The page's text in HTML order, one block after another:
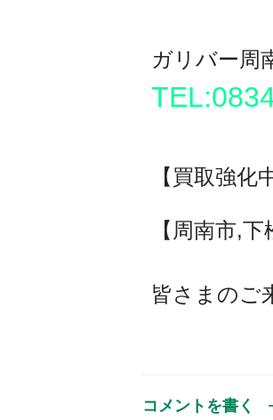
ガリバー周
【買取強化
【周南市,
皆さまのご
コメントを書く